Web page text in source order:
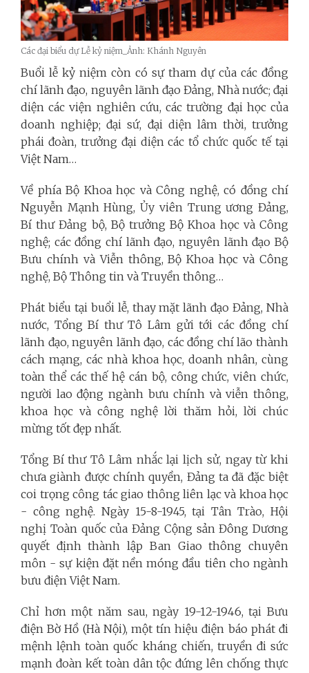
Các đại biểu dự Lễ kỷ niệm_Ảnh: Khánh Nguyên
Buổi lễ kỷ niệm còn có sự tham dự của các đồng
chí lãnh đạo, nguyên lãnh đạo Đảng, Nhà nước; đại
diện các viện nghiên cứu, các trường đại học của
doanh nghiệp; đại sứ, đại diện lâm thời, trưởng
phái đoàn, trưởng đại diện các tổ chức quốc tế tại
Việt Nam…
Về phía Bộ Khoa học và Công nghệ, có đồng chí
Nguyễn Mạnh Hùng, Ủy viên Trung ương Đảng,
Bí thư Đảng bộ, Bộ trưởng Bộ Khoa học và Công
nghệ; các đồng chí lãnh đạo, nguyên lãnh đạo Bộ
Bưu chính và Viễn thông, Bộ Khoa học và Công
nghệ, Bộ Thông tin và Truyền thông…
Phát biểu tại buổi lễ, thay mặt lãnh đạo Đảng, Nhà
nước, Tổng Bí thư Tô Lâm gửi tới các đồng chí
lãnh đạo, nguyên lãnh đạo, các đồng chí lão thành
cách mạng, các nhà khoa học, doanh nhân, cùng
toàn thể các thế hệ cán bộ, công chức, viên chức,
người lao động ngành bưu chính và viễn thông,
khoa học và công nghệ lời thăm hỏi, lời chúc
mừng tốt đẹp nhất.
Tổng Bí thư Tô Lâm nhắc lại lịch sử, ngay từ khi
chưa giành được chính quyền, Đảng ta đã đặc biệt
coi trọng công tác giao thông liên lạc và khoa học
- công nghệ. Ngày 15-8-1945, tại Tân Trào, Hội
nghị Toàn quốc của Đảng Cộng sản Đông Dương
quyết định thành lập Ban Giao thông chuyên
môn - sự kiện đặt nền móng đầu tiên cho ngành
bưu điện Việt Nam.
Chỉ hơn một năm sau, ngày 19-12-1946, tại Bưu
điện Bờ Hồ (Hà Nội), một tín hiệu điện báo phát đi
mệnh lệnh toàn quốc kháng chiến, truyền đi sức
mạnh đoàn kết toàn dân tộc đứng lên chống thực